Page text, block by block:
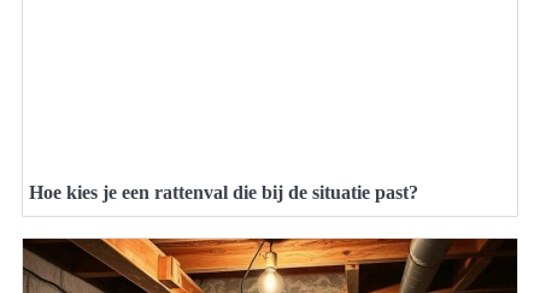
Hoe kies je een rattenval die bij de situatie past?